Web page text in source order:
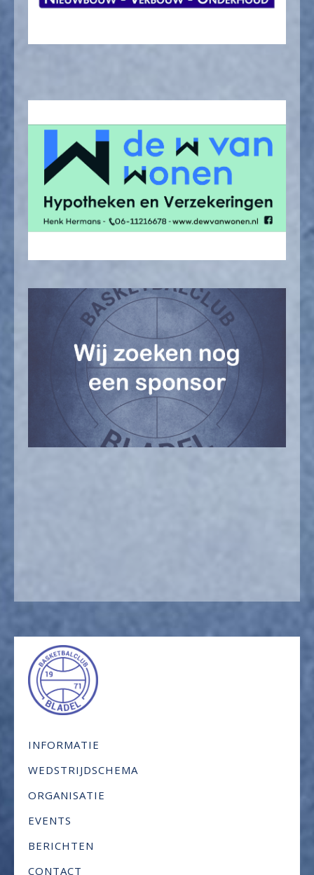
INFORMATIE
WEDSTRIJDSCHEMA
ORGANISATIE
EVENTS
BERICHTEN
CONTACT